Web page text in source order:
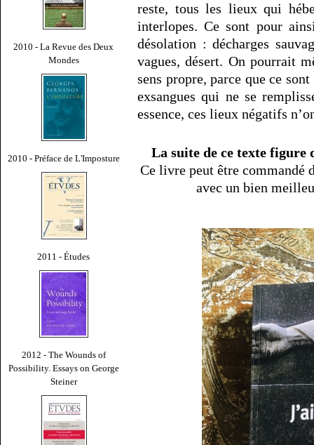
2010 - La Revue des Deux
Mondes
2010 - Préface de L'Imposture
2011 - Études
2012 - The Wounds of
Possibility. Essays on George
Steiner
reste, tous les lieux qui
interlopes. Ce sont pour
désolation : décharges
vagues, désert. On pourrait
sens propre, parce que ce
exsangues qui ne se
essence, ces lieux négatifs
La suite de ce texte figure
Ce livre peut être commandé
avec un bien